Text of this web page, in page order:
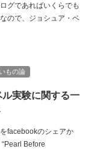
グであればいくらでも
ので、ジョシュア・ベ
もの論
実験に関する一
facebookのシェアか
Before